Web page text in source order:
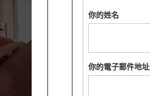
你的姓名
你的電子郵件地址